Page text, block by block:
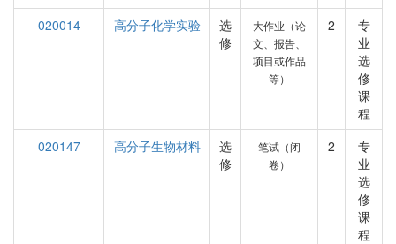
020014
高分子化学实验
选
修
大作业（论
文、报告、
项目或作品
等）
2
专
业
选
修
课
程
020147
高分子生物材料
选
修
笔试（闭
卷）
2
专
业
选
修
课
程